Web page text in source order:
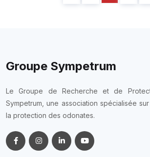
Groupe Sympetrum
Le Groupe de Recherche et de
Sympetrum, une association spécialisée
la protection des odonates.